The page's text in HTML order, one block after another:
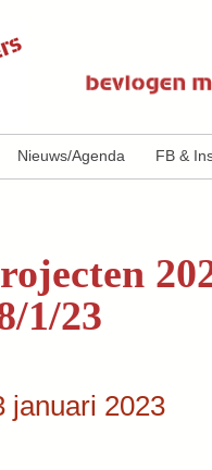
Nieuws/Agenda FB &
1/23
januari 2023